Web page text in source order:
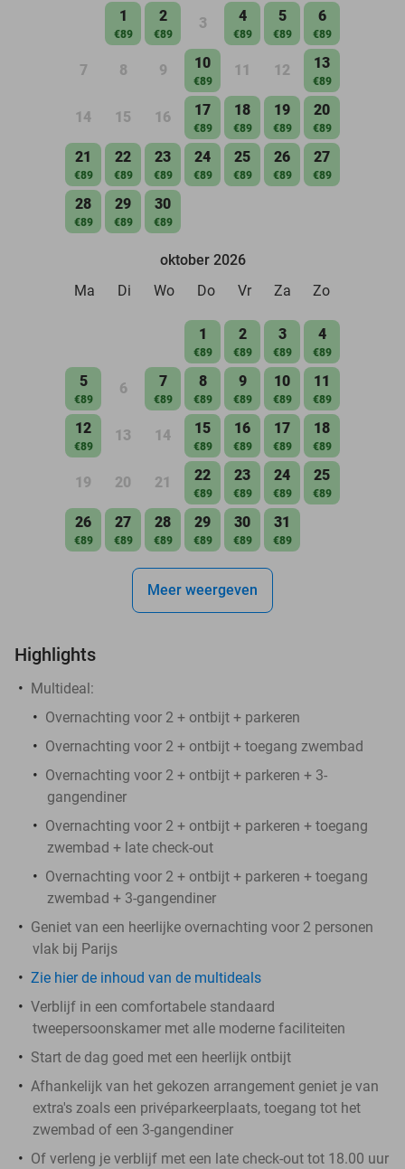
1
€89
2
€89
3 4
€89
5
€89
6
€89
7 8 9 10
€89
11 12 13
€89
14 15 16 17
€89
18
€89
19
€89
20
€89
21
€89
22
€89
23
€89
24
€89
25
€89
26
€89
27
€89
28
€89
29
€89
30
€89
oktober 2026
Ma
Di Wo Do Vr Za Zo
1
€89
2
€89
3
€89
4
€89
5
€89
6 7
€89
8
€89
9
€89
10
€89
11
€89
12
€89
13 14 15
€89
16
€89
17
€89
18
€89
19 20 21 22
€89
23
€89
24
€89
25
€89
26
€89
27
€89
28
€89
29
€89
30
€89
31
€89
Meer weergeven
Highlights
Multideal:
Overnachting voor 2 + ontbijt + parkeren
Overnachting voor 2 + ontbijt + toegang zwembad
Overnachting voor 2 + ontbijt + parkeren + 3-
gangendiner
Overnachting voor 2 + ontbijt + parkeren + toegang
zwembad + late check-out
Overnachting voor 2 + ontbijt + parkeren + toegang
zwembad + 3-gangendiner
Geniet van een heerlijke overnachting voor 2 personen
vlak bij Parijs
Zie hier de inhoud van de multideals
Verblijf in een comfortabele standaard
tweepersoonskamer met alle moderne faciliteiten
Start de dag goed met een heerlijk ontbijt
Afhankelijk van het gekozen arrangement geniet je van
extra's zoals een privéparkeerplaats, toegang tot het
zwembad of een 3-gangendiner
Of verleng je verblijf met een late check-out tot 18.00 uur